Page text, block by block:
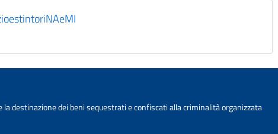
destinazione dei beni sequestrati e confiscati alla criminalità organizzata